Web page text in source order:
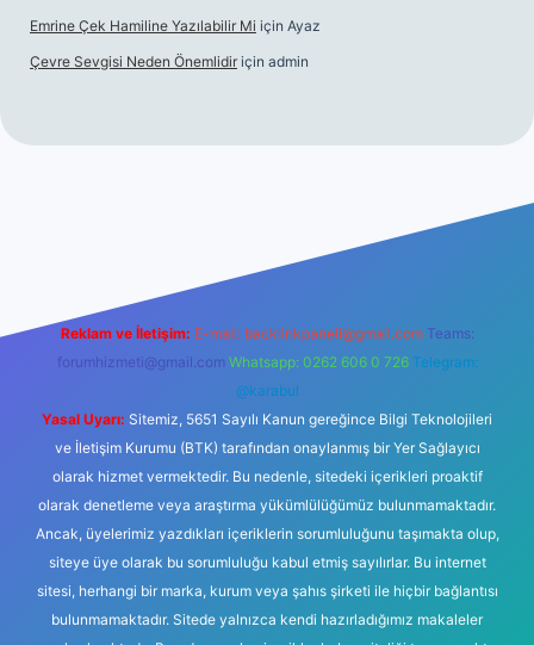
Emrine Çek Hamiline Yazılabilir Mi için Ayaz
Çevre Sevgisi Neden Önemlidir için admin
Reklam ve İletişim: E-mail: backlinkpaneli@gmail.com Teams:
forumhizmeti@gmail.com Whatsapp: 0262 606 0 726 Telegram:
@karabul
Yasal Uyarı: Sitemiz, 5651 Sayılı Kanun gereğince Bilgi Teknolojileri
ve İletişim Kurumu (BTK) tarafından onaylanmış bir Yer Sağlayıcı
olarak hizmet vermektedir. Bu nedenle, sitedeki içerikleri proaktif
olarak denetleme veya araştırma yükümlülüğümüz bulunmamaktadır.
Ancak, üyelerimiz yazdıkları içeriklerin sorumluluğunu taşımakta olup,
siteye üye olarak bu sorumluluğu kabul etmiş sayılırlar. Bu internet
sitesi, herhangi bir marka, kurum veya şahıs şirketi ile hiçbir bağlantısı
bulunmamaktadır. Sitede yalnızca kendi hazırladığımız makaleler